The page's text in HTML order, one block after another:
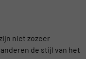
niet zozeer
de stijl van het